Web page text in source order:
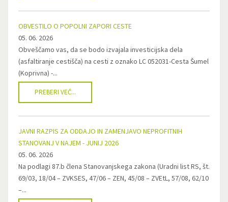
OBVESTILO O POPOLNI ZAPORI CESTE
05. 06. 2026
Obveščamo vas, da se bodo izvajala investicijska dela
(asfaltiranje cestišča) na cesti z oznako LC 052031-Cesta Šumel
(Koprivna) -...
PREBERI VEČ...
JAVNI RAZPIS ZA ODDAJO IN ZAMENJAVO NEPROFITNIH
STANOVANJ V NAJEM - JUNIJ 2026
05. 06. 2026
Na podlagi 87.b člena Stanovanjskega zakona (Uradni list RS, št.
69/03, 18/04 – ZVKSES, 47/06 – ZEN, 45/08 – ZVEtL, 57/08, 62/10
–...